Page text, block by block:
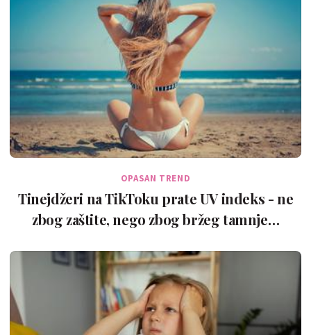
OPASAN TREND
Tinejdžeri na TikToku prate UV indeks - ne
zbog zaštite, nego zbog bržeg tamnje…